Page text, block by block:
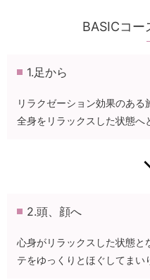
BASICコー
1.足から
リラクゼーション効果のある
全身をリラックスした状態へ
2.頭、顔へ
心身がリラックスした状態と
テをゆっくりとほぐしてまい